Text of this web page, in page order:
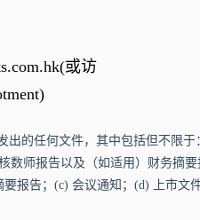
(或访
)
出的任何文件，其中包括但不限于
数师报告以及（如适用）财务摘要
报告；(c) 会议通知；(d) 上市文件